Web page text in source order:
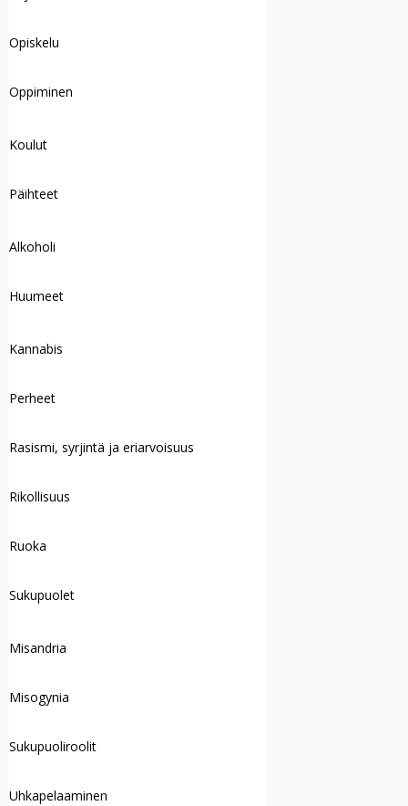
Opiskelu
Oppiminen
Koulut
Päihteet
Alkoholi
Huumeet
Kannabis
Perheet
Rasismi, syrjintä ja eriarvoisuus
Rikollisuus
Ruoka
Sukupuolet
Misandria
Misogynia
Sukupuoliroolit
Uhkapelaaminen